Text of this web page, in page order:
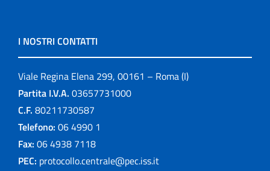
I NOSTRI CONTATTI
Viale Regina Elena 299, 00161 – Roma (I)
Partita I.V.A. 03657731000
C.F. 80211730587
Telefono: 06 4990 1
Fax: 06 4938 7118
PEC: protocollo.centrale@pec.iss.it